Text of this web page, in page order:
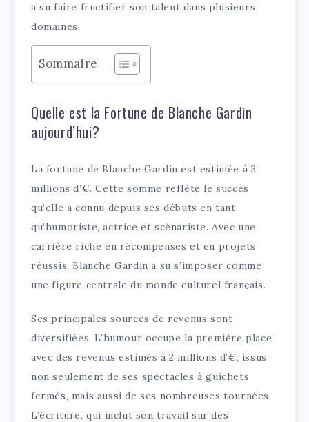
a su faire fructifier son talent dans plusieurs
domaines.
Sommaire
Quelle est la Fortune de Blanche Gardin
aujourd’hui?
La fortune de Blanche Gardin est estimée à 3
millions d’€. Cette somme reflète le succès
qu’elle a connu depuis ses débuts en tant
qu’humoriste, actrice et scénariste. Avec une
carrière riche en récompenses et en projets
réussis, Blanche Gardin a su s’imposer comme
une figure centrale du monde culturel français.
Ses principales sources de revenus sont
diversifiées. L’humour occupe la première place
avec des revenus estimés à 2 millions d’€, issus
non seulement de ses spectacles à guichets
fermés, mais aussi de ses nombreuses tournées.
L’écriture, qui inclut son travail sur des